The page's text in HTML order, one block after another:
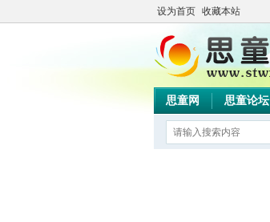
设为首页 收藏本站
思童网 思童论坛